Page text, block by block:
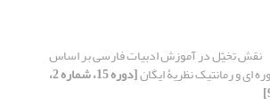
نقش تخیّل در آموزش ادبیات فارسی بر اساس
ای و رمانتیک نظریۀ ایگان [دوره 15، شماره 2،